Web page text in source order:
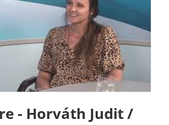
- Horváth Judit /